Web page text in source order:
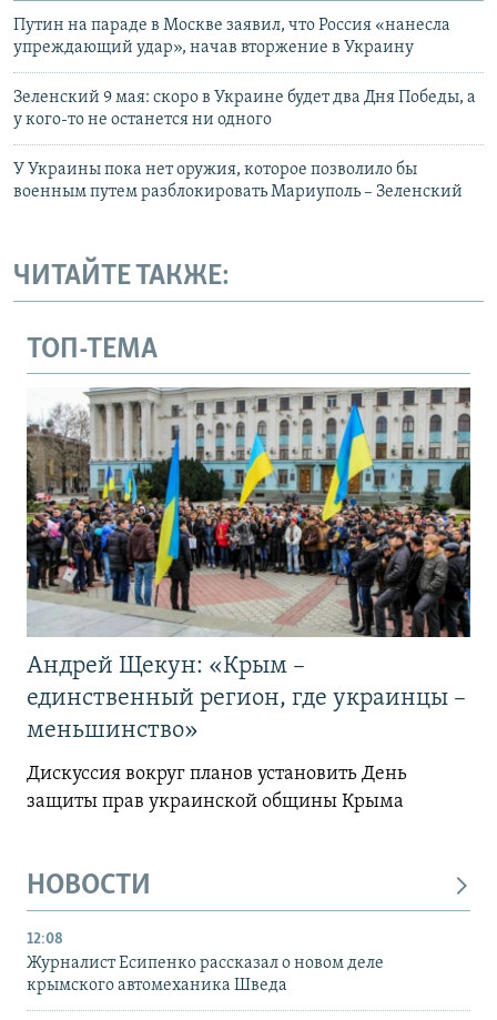
Путин на параде в Москве заявил, что Россия «нанесла
упреждающий удар», начав вторжение в Украину
Зеленский 9 мая: скоро в Украине будет два Дня Победы, а
у кого-то не останется ни одного
У Украины пока нет оружия, которое позволило бы
военным путем разблокировать Мариуполь – Зеленский
ЧИТАЙТЕ ТАКЖЕ:
ТОП-ТЕМА
Андрей Щекун: «Крым –
единственный регион, где украинцы –
меньшинство»
Дискуссия вокруг планов установить День
защиты прав украинской общины Крыма
НОВОСТИ
12:08
Журналист Есипенко рассказал о новом деле
крымского автомеханика Шведа